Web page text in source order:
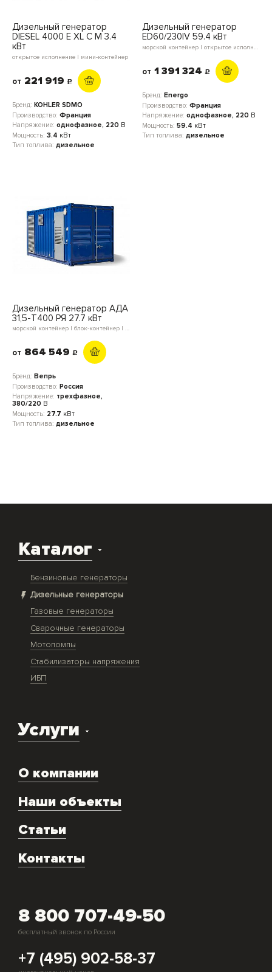
Дизельный генератор
DIESEL 4000 E XL C M 3.4
кВт
открытое исполнение | мини-контейнер
от 221 919 c
Бренд: KOHLER SDMO
Производство: Франция
Напряжение: однофазное, 220 В
Мощность: 3.4 кВт
Тип топлива: дизельное
Дизельный генератор
ED60/230IV 59.4 кВт
морской контейнер | открытое исполнение | мини-контейнер | блок-контейнер
от 1 391 324 c
Бренд: Energo
Производство: Франция
Напряжение: однофазное, 220 В
Мощность: 59.4 кВт
Тип топлива: дизельное
Дизельный генератор АДА
31,5-Т400 РЯ 27.7 кВт
морской контейнер | блок-контейнер | мини-контейнер | в кожухе | открытое исполнение
от 864 549 c
Бренд: Вепрь
Производство: Россия
Напряжение: трехфазное,
380/220 В
Мощность: 27.7 кВт
Тип топлива: дизельное
Каталог
Бензиновые генераторы
Дизельные генераторы
Газовые генераторы
Сварочные генераторы
Мотопомпы
Стабилизаторы напряжения
ИБП
Услуги
Экспертиза объекта
Техническое обслуживание
Аренда
Монтаж и подключение оборудования
Скупка генераторов
О компании
Наши объекты
Статьи
Контакты
8 800 707-49-50
бесплатный звонок по России
+7 (495) 902-58-37